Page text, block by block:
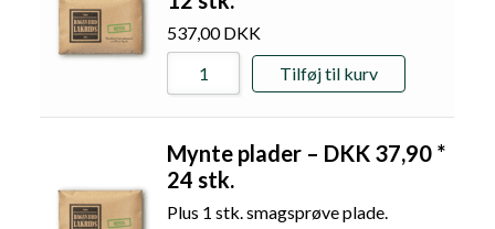
537,00DKK
Tilføj til kurv
Mynte plader – DKK 37,90 *
24 stk.
Plus 1 stk. smagsprøve plade.